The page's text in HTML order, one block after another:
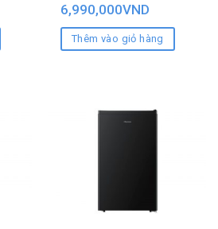
6,990,000VND
Thêm vào giỏ hàng